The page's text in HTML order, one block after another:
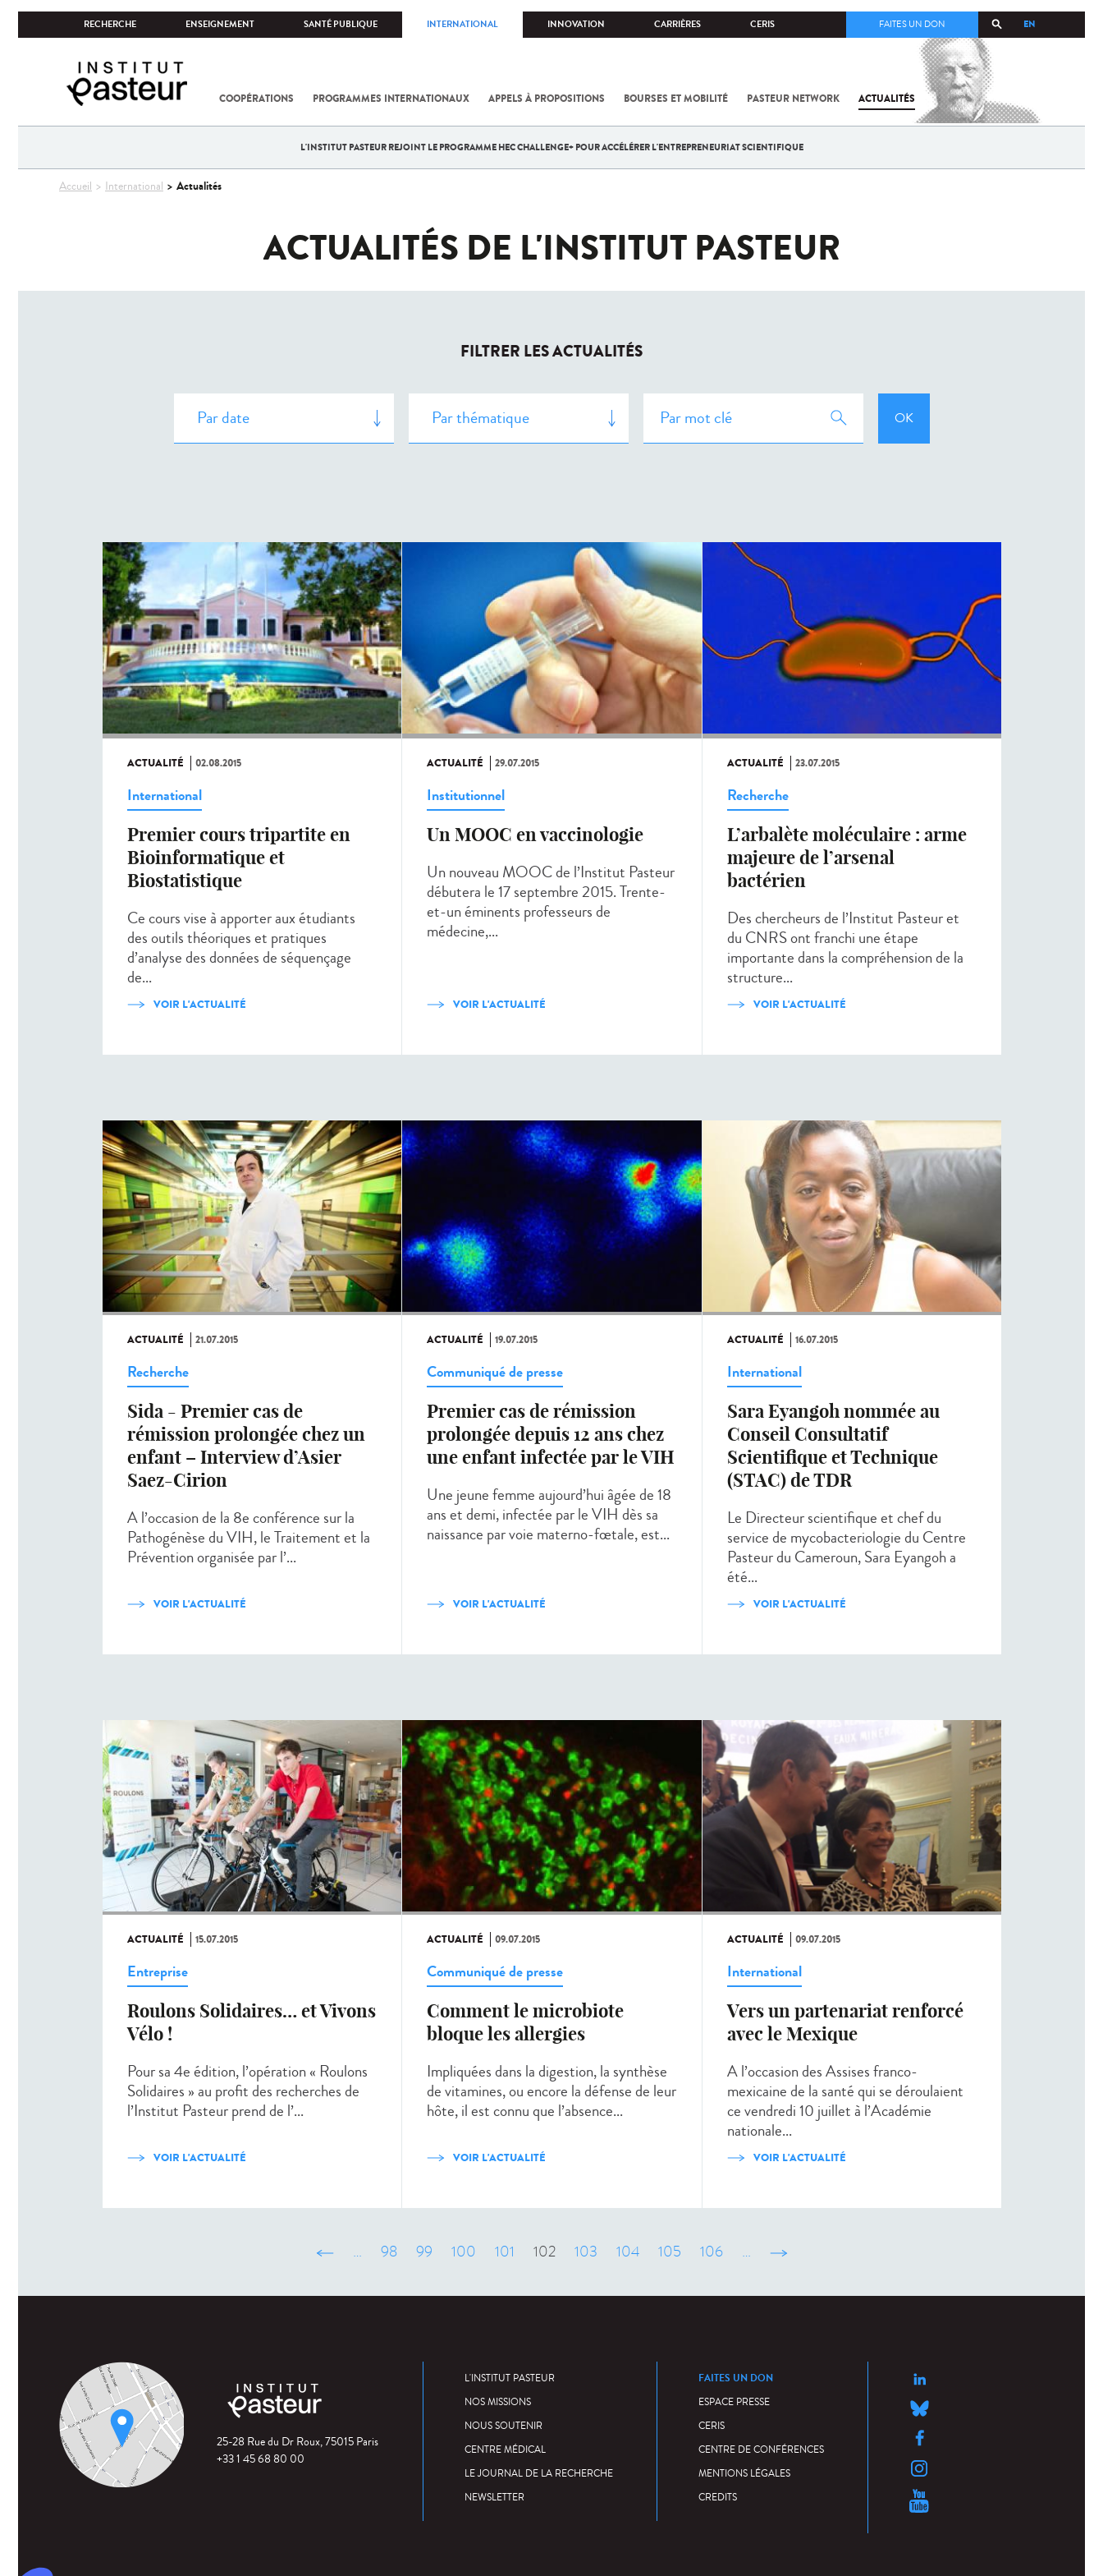
RECHERCHE ENSEIGNEMENT SANTÉ PUBLIQUE INTERNATIONAL INNOVATION CARRIÈRES CERIS EN
FAITES UN DON
COOPÉRATIONS PROGRAMMES INTERNATIONAUX APPELS À PROPOSITIONS BOURSES ET MOBILITÉ PASTEUR NETWORK ACTUALITÉS
L'INSTITUT PASTEUR REJOINT LE PROGRAMME HEC CHALLENGE+ POUR ACCÉLÉRER L'ENTREPRENEURIAT SCIENTIFIQUE
Vous
Accueil International Actualités
ACTUALITÉS DE L'INSTITUT PASTEUR
FILTRER LES ACTUALITÉS
ACTUALITÉ 02.08.2015
International
Premier cours tripartite en
Bioinformatique et
Biostatistique
Ce cours vise à apporter aux étudiants
des outils théoriques et pratiques
d’analyse des données de séquençage
de...
VOIR L'ACTUALITÉ
ACTUALITÉ 29.07.2015
Institutionnel
Un MOOC en vaccinologie
Un nouveau MOOC de l’Institut Pasteur
débutera le 17 septembre 2015. Trente-
et-un éminents professeurs de
médecine,...
VOIR L'ACTUALITÉ
ACTUALITÉ 23.07.2015
Recherche
L’arbalète moléculaire : arme
majeure de l’arsenal
bactérien
Des chercheurs de l’Institut Pasteur et
du CNRS ont franchi une étape
importante dans la compréhension de la
structure...
VOIR L'ACTUALITÉ
ACTUALITÉ 21.07.2015
Recherche
Sida - Premier cas de
rémission prolongée chez un
enfant – Interview d’Asier
Saez-Cirion
A l’occasion de la 8e conférence sur la
Pathogénèse du VIH, le Traitement et la
Prévention organisée par l’...
VOIR L'ACTUALITÉ
ACTUALITÉ 19.07.2015
Communiqué de presse
Premier cas de rémission
prolongée depuis 12 ans chez
une enfant infectée par le VIH
Une jeune femme aujourd’hui âgée de 18
ans et demi, infectée par le VIH dès sa
naissance par voie materno-fœtale, est...
VOIR L'ACTUALITÉ
ACTUALITÉ 16.07.2015
International
Sara Eyangoh nommée au
Conseil Consultatif
Scientifique et Technique
(STAC) de TDR
Le Directeur scientifique et chef du
service de mycobacteriologie du Centre
Pasteur du Cameroun, Sara Eyangoh a
été...
VOIR L'ACTUALITÉ
ACTUALITÉ 15.07.2015
Entreprise
Roulons Solidaires… et Vivons
Vélo !
Pour sa 4e édition, l’opération « Roulons
Solidaires » au profit des recherches de
l’Institut Pasteur prend de l’...
VOIR L'ACTUALITÉ
ACTUALITÉ 09.07.2015
Communiqué de presse
Comment le microbiote
bloque les allergies
Impliquées dans la digestion, la synthèse
de vitamines, ou encore la défense de leur
hôte, il est connu que l’absence...
VOIR L'ACTUALITÉ
ACTUALITÉ 09.07.2015
International
Vers un partenariat renforcé
avec le Mexique
A l’occasion des Assises franco-
mexicaine de la santé qui se déroulaient
ce vendredi 10 juillet à l’Académie
nationale...
VOIR L'ACTUALITÉ
‹ précédent
… 98 99 100 101 102 103 104 105 106 … suivant ›
25-28 Rue du Dr Roux, 75015 Paris
+33 1 45 68 80 00
L'INSTITUT PASTEUR
NOS MISSIONS
NOUS SOUTENIR
CENTRE MÉDICAL
LE JOURNAL DE LA RECHERCHE
NEWSLETTER
FAITES UN DON
ESPACE PRESSE
CERIS
CENTRE DE CONFÉRENCES
MENTIONS LÉGALES
CREDITS